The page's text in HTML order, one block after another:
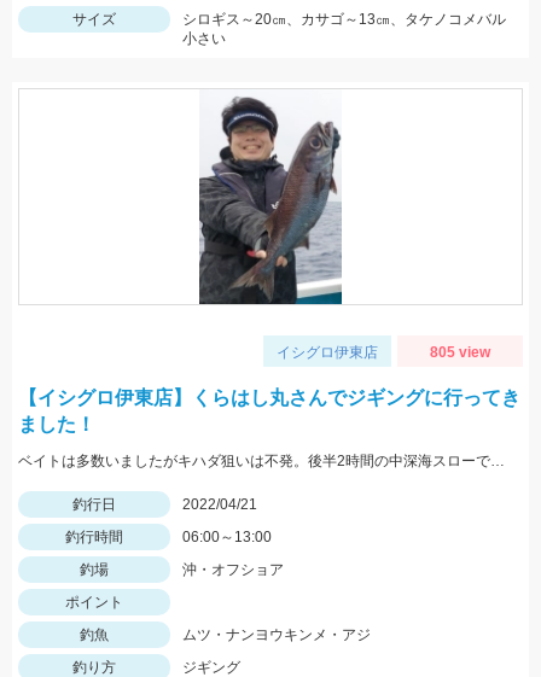
サイズ
シロギス～20㎝、カサゴ～13㎝、タケノコメバル
小さい
イシグロ伊東店 805 view
【イシグロ伊東店】くらはし丸さんでジギングに行ってき
ました！
ベイトは多数いましたがキハダ狙いは不発。後半2時間の中深海スローで良型ムツやナンヨウキンメが出ました！
釣行日
2022/04/21
釣行時間
06:00～13:00
釣場
沖・オフショア
ポイント
釣魚
ムツ・ナンヨウキンメ・アジ
釣り方
ジギング